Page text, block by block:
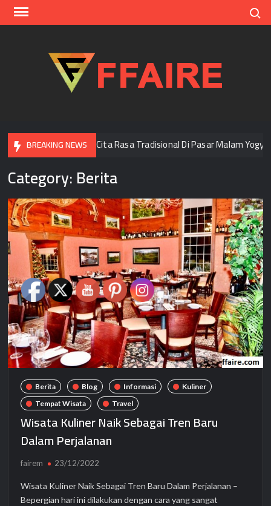
Skip
BREAKING NEWS
Menjelajah Cita Rasa Tradisional Di Pasar Malam Yogyakarta
Category:Berita
Berita Blog Informasi
Kuliner
Tempat Wisata
Travel
Wisata Kuliner Naik Sebagai Tren Baru
Dalam Perjalanan
fairem 23/12/2022
Wisata Kuliner Naik Sebagai Tren Baru Dalam Perjalanan –
Bepergian hari ini dilakukan dengan cara yang sangat